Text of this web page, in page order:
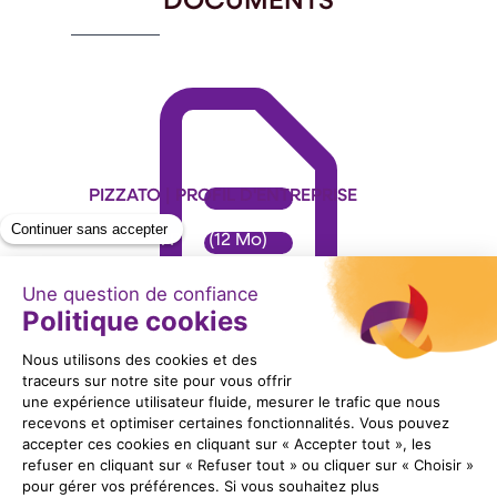
PIZZATO | PROFIL D'ENTREPRISE
Format : PDF (12 Mo)
Télécharger